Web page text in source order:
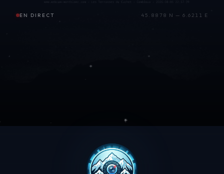
EN DIRECT 45.8878 N — 6.6211 E